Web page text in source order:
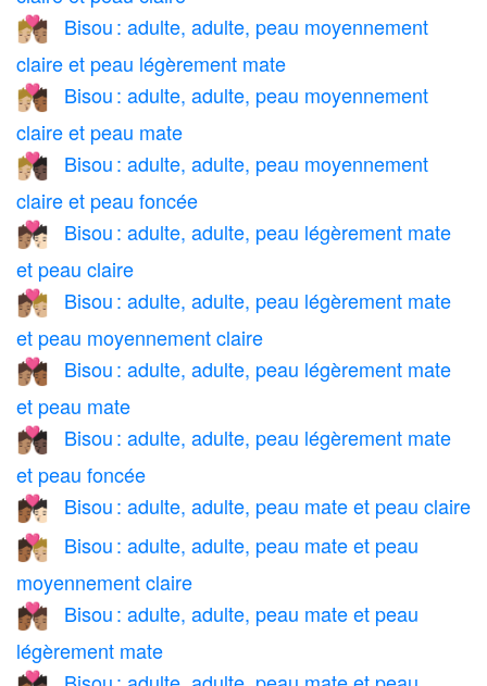
🧑🏼‍❤️‍💋‍🧑🏽
Bisou : adulte, adulte, peau moyennement
claire et peau légèrement mate
🧑🏼‍❤️‍💋‍🧑🏾
Bisou : adulte, adulte, peau moyennement
claire et peau mate
🧑🏼‍❤️‍💋‍🧑🏿
Bisou : adulte, adulte, peau moyennement
claire et peau foncée
🧑🏽‍❤️‍💋‍🧑🏻
Bisou : adulte, adulte, peau légèrement mate
et peau claire
🧑🏽‍❤️‍💋‍🧑🏼
Bisou : adulte, adulte, peau légèrement mate
et peau moyennement claire
🧑🏽‍❤️‍💋‍🧑🏾
Bisou : adulte, adulte, peau légèrement mate
et peau mate
🧑🏽‍❤️‍💋‍🧑🏿
Bisou : adulte, adulte, peau légèrement mate
et peau foncée
🧑🏾‍❤️‍💋‍🧑🏻 Bisou : adulte, adulte, peau mate et peau claire
🧑🏾‍❤️‍💋‍🧑🏼
Bisou : adulte, adulte, peau mate et peau
moyennement claire
🧑🏾‍❤️‍💋‍🧑🏽
Bisou : adulte, adulte, peau mate et peau
légèrement mate